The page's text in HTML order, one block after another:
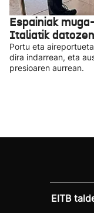
Espainiak
Italiatik
Portu eta
dira indarrean, eta
presioaren aurrean.
EITB